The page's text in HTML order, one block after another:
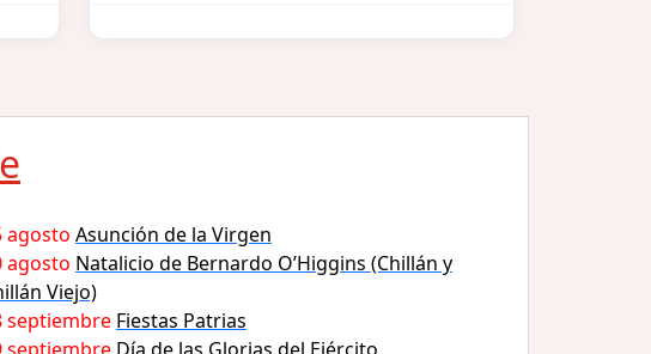
agosto Asunción de la Virgen
agosto Natalicio de Bernardo O’Higgins (Chillán y
Viejo)
septiembre Fiestas Patrias